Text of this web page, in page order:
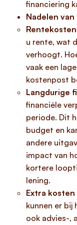
financiering
Nadelen
u rente, wat
verhoogt.
vaak een
kostenpost
Langdurige
financiële
periode. Dit
budget en
andere
impact van
kortere
lening.
Extra
kunnen er bij
ook advies-,